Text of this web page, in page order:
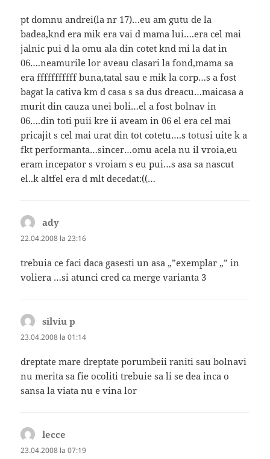
pt domnu andrei(la nr 17)…eu am gutu de la
badea,knd era mik era vai d mama lui….era cel mai
jalnic pui d la omu ala din cotet knd mi la dat in
06….neamurile lor aveau clasari la fond,mama sa
era fffffffffff buna,tatal sau e mik la corp…s a fost
bagat la cativa km d casa s sa dus dreacu…maicasa a
murit din cauza unei boli…el a fost bolnav in
06….din toti puii kre ii aveam in 06 el era cel mai
pricajit s cel mai urat din tot cotetu….s totusi uite k a
fkt performanta…sincer…omu acela nu il vroia,eu
eram incepator s vroiam s eu pui…s asa sa nascut
el..k altfel era d mlt decedat:((…
ady
22.04.2008 la 23:16
trebuia ce faci daca gasesti un asa „”exemplar „” in
voliera …si atunci cred ca merge varianta 3
silviu p
23.04.2008 la 01:14
dreptate mare dreptate porumbeii raniti sau bolnavi
nu merita sa fie ocoliti trebuie sa li se dea inca o
sansa la viata nu e vina lor
lecce
23.04.2008 la 07:19